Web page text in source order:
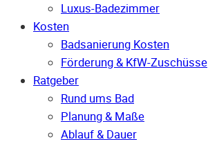
Luxus-Badezimmer
Kosten
Badsanierung Kosten
Förderung & KfW-Zuschüsse
Ratgeber
Rund ums Bad
Planung & Maße
Ablauf & Dauer